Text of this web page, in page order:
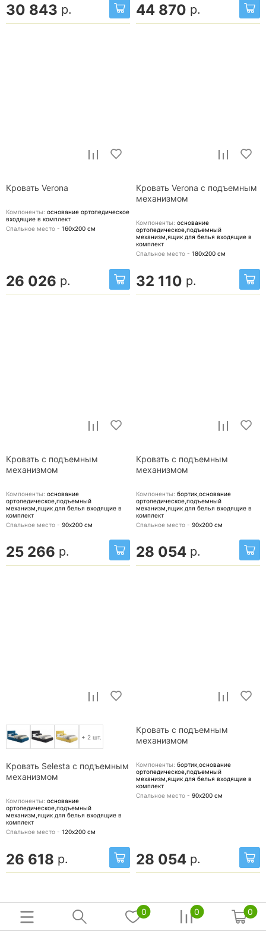
30 843 р. 44 870 р.
Кровать Verona
Компоненты: основание ортопедическое
входящие в комплект
Спальное место - 160х200 см
26 026 р.
Кровать Verona с подъемным
механизмом
Компоненты: основание
ортопедическое,подъемный
механизм,ящик для белья входящие в
комплект
Спальное место - 180х200 см
32 110 р.
Кровать с подъемным
механизмом
Компоненты: основание
ортопедическое,подъемный
механизм,ящик для белья входящие в
комплект
Спальное место - 90х200 см
25 266 р.
Кровать с подъемным
механизмом
Компоненты: бортик,основание
ортопедическое,подъемный
механизм,ящик для белья входящие в
комплект
Спальное место - 90х200 см
28 054 р.
+ 2 шт.
Кровать Selesta с подъемным
механизмом
Компоненты: основание
ортопедическое,подъемный
механизм,ящик для белья входящие в
комплект
Спальное место - 120х200 см
26 618 р.
Кровать с подъемным
механизмом
Компоненты: бортик,основание
ортопедическое,подъемный
механизм,ящик для белья входящие в
комплект
Спальное место - 90х200 см
28 054 р.
0 0 0